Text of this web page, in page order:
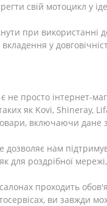
свій мотоцикл у
при використанні
у
не просто інтернет-
як Kovi, Shineray,
включаючи дане
нам
роздрібної
проходить
ви завжди